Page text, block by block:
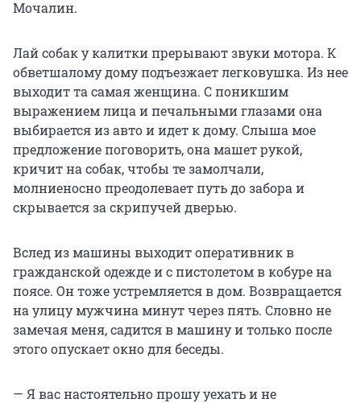
Мочалин.
Лай собак у калитки прерывают звуки мотора. К
обветшалому дому подъезжает легковушка. Из нее
выходит та самая женщина. С поникшим
выражением лица и печальными глазами она
выбирается из авто и идет к дому. Слыша мое
предложение поговорить, она машет рукой,
кричит на собак, чтобы те замолчали,
молниеносно преодолевает путь до забора и
скрывается за скрипучей дверью.
Вслед из машины выходит оперативник в
гражданской одежде и с пистолетом в кобуре на
поясе. Он тоже устремляется в дом. Возвращается
на улицу мужчина минут через пять. Словно не
замечая меня, садится в машину и только после
этого опускает окно для беседы.
— Я вас настоятельно прошу уехать и не